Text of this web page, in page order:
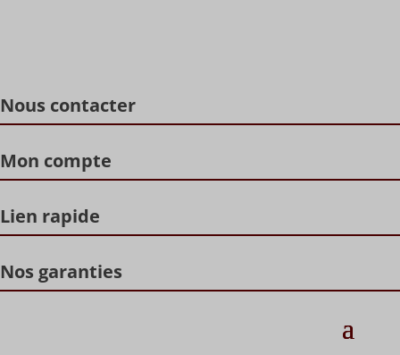
Nous contacter
Mon compte
Lien rapide
Nos garanties